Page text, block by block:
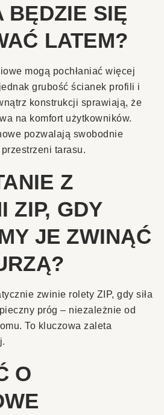
BĘDZIE SIĘ
LATEM?
mogą pochłaniać więcej
grubość ścianek profili i
konstrukcji sprawiają, że
na komfort użytkowników.
pozwalają swobodnie
tarasu.
Z
ZIP, GDY
JE ZWINĄĆ
zwinie rolety ZIP, gdy siła
próg – niezależnie od
To kluczowa zaleta
O